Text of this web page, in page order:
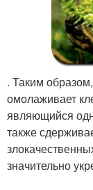
. Таким
омолаживает
являющийся
также
значительно